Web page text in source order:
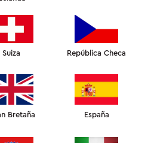
Suiza República Checa
Bretaña España